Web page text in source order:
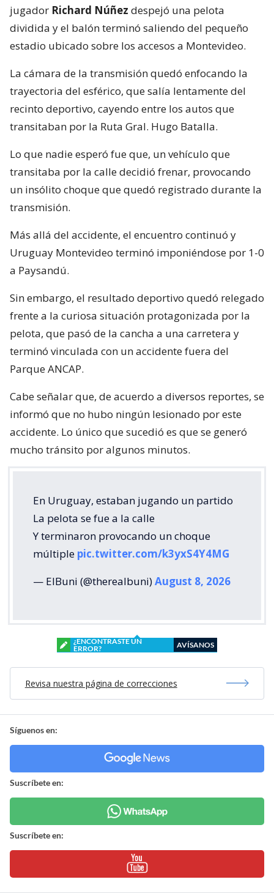
jugador Richard Núñez despejó una pelota
dividida y el balón terminó saliendo del pequeño
estadio ubicado sobre los accesos a Montevideo.
La cámara de la transmisión quedó enfocando la
trayectoria del esférico, que salía lentamente del
recinto deportivo, cayendo entre los autos que
transitaban por la Ruta Gral. Hugo Batalla.
Lo que nadie esperó fue que, un vehículo que
transitaba por la calle decidió frenar, provocando
un insólito choque que quedó registrado durante la
transmisión.
Más allá del accidente, el encuentro continuó y
Uruguay Montevideo terminó imponiéndose por 1-0
a Paysandú.
Sin embargo, el resultado deportivo quedó relegado
frente a la curiosa situación protagonizada por la
pelota, que pasó de la cancha a una carretera y
terminó vinculada con un accidente fuera del
Parque ANCAP.
Cabe señalar que, de acuerdo a diversos reportes, se
informó que no hubo ningún lesionado por este
accidente. Lo único que sucedió es que se generó
mucho tránsito por algunos minutos.
En Uruguay, estaban jugando un partido
La pelota se fue a la calle
Y terminaron provocando un choque
múltiple pic.twitter.com/k3yxS4Y4MG
— ElBuni (@therealbuni)August 8, 2026
¿ENCONTRASTE UN
ERROR?
AVÍSANOS
Revisa nuestra página de correcciones
Síguenos en:
Suscríbete en:
Suscríbete en: